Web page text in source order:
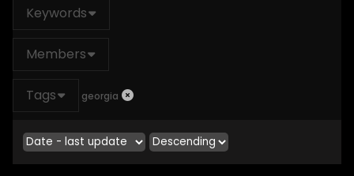
Keywords
Members
Tags georgia